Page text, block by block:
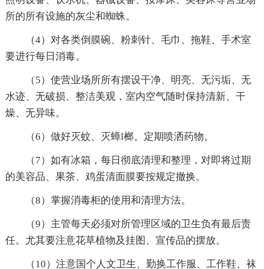
所的所有设施的灰尘和蜘蛛。
（4）对各类倒膜碗、粉刺针、毛巾、拖鞋、手术室
要进行每日消毒。
（5）使营业场所所有摆设干净、明亮、无污垢、无
水迹、无破损、整洁美观，室内空气随时保持清新、干
燥、无异味。
（6）做好灭蚊、灭蟑l榔。定期喷洒药物。
（7）如有冰箱，每日彻底清理和整理，对即将过期
的美容品、果茶、鸡蛋清面膜要按规定撤换。
（8）掌握消毒柜的使用和清理方法。
（9）主管每天必须对所管理区域的卫生负有最后责
任。尤其要注意花草植物及挂图、宣传品的摆放。
（10）注意国个人文卫生、勤换工作服、工作鞋、袜